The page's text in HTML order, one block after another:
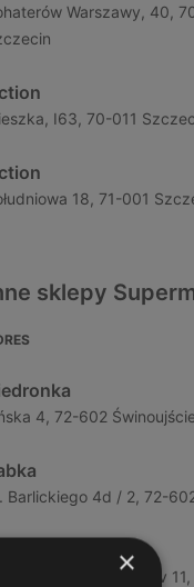
Warszawy, 40,
I63, 70-011
18, 71-001
sklepy
4, 72-602
Barlickiego 4d / 2, 72-
Władysława Iv
×